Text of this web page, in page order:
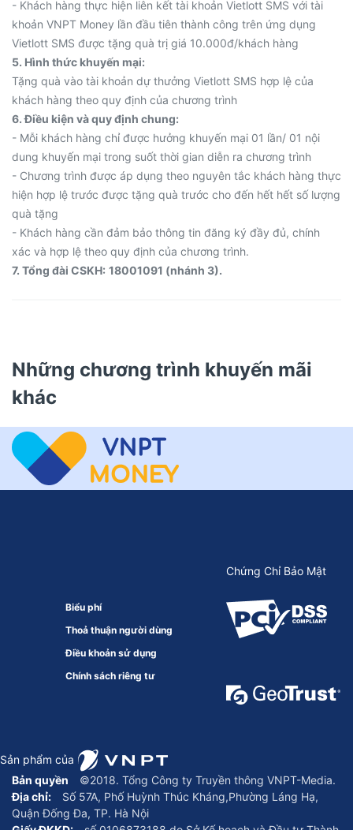
- Khách hàng thực hiện liên kết tài khoản Vietlott SMS với tài
khoản VNPT Money lần đầu tiên thành công trên ứng dụng
Vietlott SMS được tặng quà trị giá 10.000đ/khách hàng
5. Hình thức khuyến mại:
Tặng quà vào tài khoản dự thưởng Vietlott SMS hợp lệ của
khách hàng theo quy định của chương trình
6. Điều kiện và quy định chung:
- Mỗi khách hàng chỉ được hưởng khuyến mại 01 lần/ 01 nội
dung khuyến mại trong suốt thời gian diễn ra chương trình
- Chương trình được áp dụng theo nguyên tắc khách hàng thực
hiện hợp lệ trước được tặng quà trước cho đến hết hết số lượng
quà tặng
- Khách hàng cần đảm bảo thông tin đăng ký đầy đủ, chính
xác và hợp lệ theo quy định của chương trình.
7. Tổng đài CSKH: 18001091 (nhánh 3).
Những chương trình khuyến mãi
khác
Bản quyền
©2018. Tổng Công ty Truyền thông VNPT-Media.
Địa chỉ:
Số 57A, Phố Huỳnh Thúc Kháng,Phường Láng Hạ,
Quận Đống Đa, TP. Hà Nội
Biểu phí
Thoả thuận người dùng
Điều khoản sử dụng
Chính sách riêng tư
Chứng Chỉ Bảo Mật
Sản phẩm của